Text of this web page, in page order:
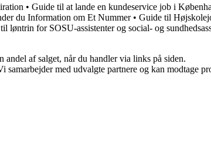
• Guide til at lande en kundeservice job i
du Information om Et Nummer• Guide til
løntrin for SOSU-assistenter og social- og
af salget, når du handler via links på siden.
med udvalgte partnere og kan modtage